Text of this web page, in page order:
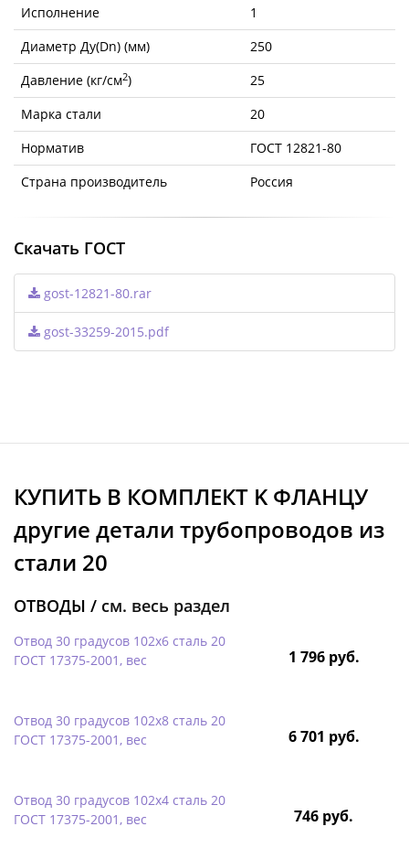
Исполнение
1
Диаметр Ду(Dn) (мм)
250
Давление (кг/см2)
25
Марка стали
20
Норматив
ГОСТ 12821-80
Страна производитель
Россия
Скачать ГОСТ
gost-12821-80.rar
gost-33259-2015.pdf
КУПИТЬ В КОМПЛЕКТ K ФЛАНЦУ
другие детали трубопроводов из
стали 20
ОТВОДЫ / см. весь раздел
Отвод 30 градусов 102х6 сталь 20
ГОСТ 17375-2001, вес
1 796 руб.
Отвод 30 градусов 102х8 сталь 20
ГОСТ 17375-2001, вес
6 701 руб.
Отвод 30 градусов 102х4 сталь 20
ГОСТ 17375-2001, вес
746 руб.